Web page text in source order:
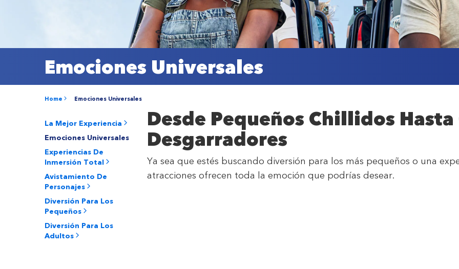
Emociones Universales
Home Emociones Universales
La Mejor Experiencia
Emociones Universales
Experiencias De
Inmersión Total
Avistamiento De
Personajes
Diversión Para Los
Pequeños
Diversión Para Los
Adultos
Desde Pequeños Chillidos
Desgarradores
Ya sea que estés buscando diversión para los más pequeños o una
atracciones ofrecen toda la emoción que podrías desear.